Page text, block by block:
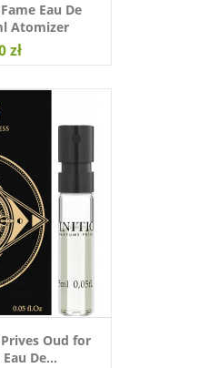
Eau De
Atomizer
zł
Oud for
De...